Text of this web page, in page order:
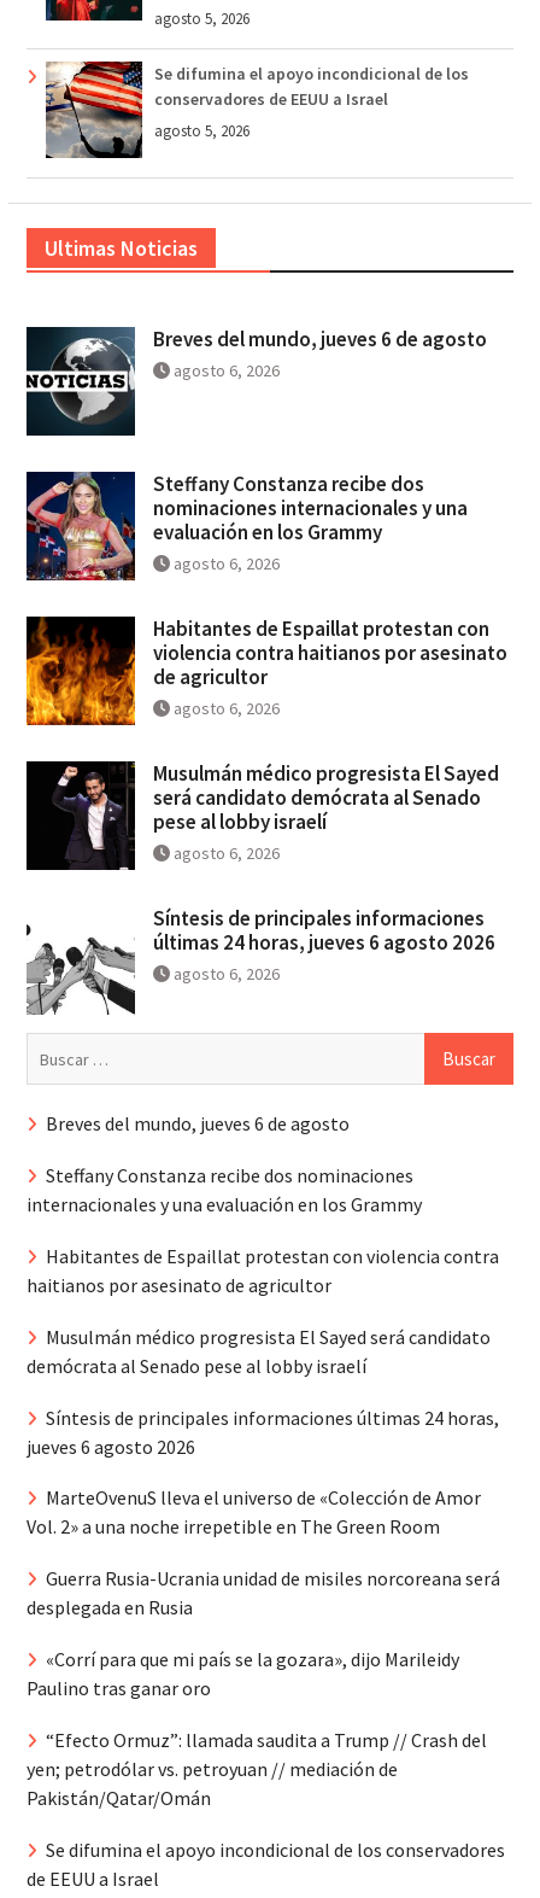
agosto 5, 2026
Se difumina el apoyo incondicional de los
conservadores de EEUU a Israel
agosto 5, 2026
Ultimas Noticias
Breves del mundo, jueves 6 de agosto
agosto 6, 2026
Steffany Constanza recibe dos
nominaciones internacionales y una
evaluación en los Grammy
agosto 6, 2026
Habitantes de Espaillat protestan con
violencia contra haitianos por asesinato
de agricultor
agosto 6, 2026
Musulmán médico progresista El Sayed
será candidato demócrata al Senado
pese al lobby israelí
agosto 6, 2026
Síntesis de principales informaciones
últimas 24 horas, jueves 6 agosto 2026
agosto 6, 2026
Breves del mundo, jueves 6 de agosto
Steffany Constanza recibe dos nominaciones
internacionales y una evaluación en los Grammy
Habitantes de Espaillat protestan con violencia contra
haitianos por asesinato de agricultor
Musulmán médico progresista El Sayed será candidato
demócrata al Senado pese al lobby israelí
Síntesis de principales informaciones últimas 24 horas,
jueves 6 agosto 2026
MarteOvenuS lleva el universo de «Colección de Amor
Vol. 2» a una noche irrepetible en The Green Room
Guerra Rusia-Ucrania unidad de misiles norcoreana será
desplegada en Rusia
«Corrí para que mi país se la gozara», dijo Marileidy
Paulino tras ganar oro
“Efecto Ormuz”: llamada saudita a Trump // Crash del
yen; petrodólar vs. petroyuan // mediación de
Pakistán/Qatar/Omán
Se difumina el apoyo incondicional de los conservadores
de EEUU a Israel